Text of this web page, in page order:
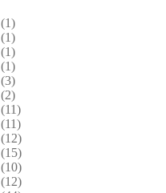
(1)
(1)
(1)
(1)
(3)
(2)
(11)
(11)
(12)
(15)
(10)
(12)